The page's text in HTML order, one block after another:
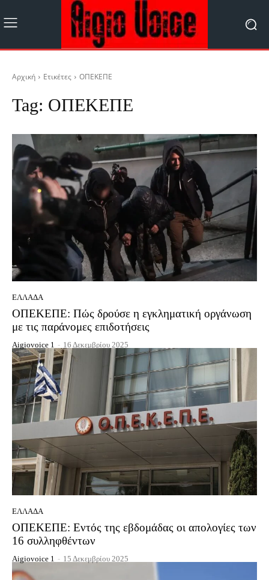
Αρχική Ετικέτες ΟΠΕΚΕΠΕ
Tag: ΟΠΕΚΕΠΕ
ΕΛΛΆΔΑ
ΟΠΕΚΕΠΕ: Πώς δρούσε η εγκληματική οργάνωση
με τις παράνομες επιδοτήσεις
Aigiovoice 1 - 16 Δεκεμβρίου 2025
ΕΛΛΆΔΑ
ΟΠΕΚΕΠΕ: Εντός της εβδομάδας οι απολογίες των
16 συλληφθέντων
Aigiovoice 1 - 15 Δεκεμβρίου 2025